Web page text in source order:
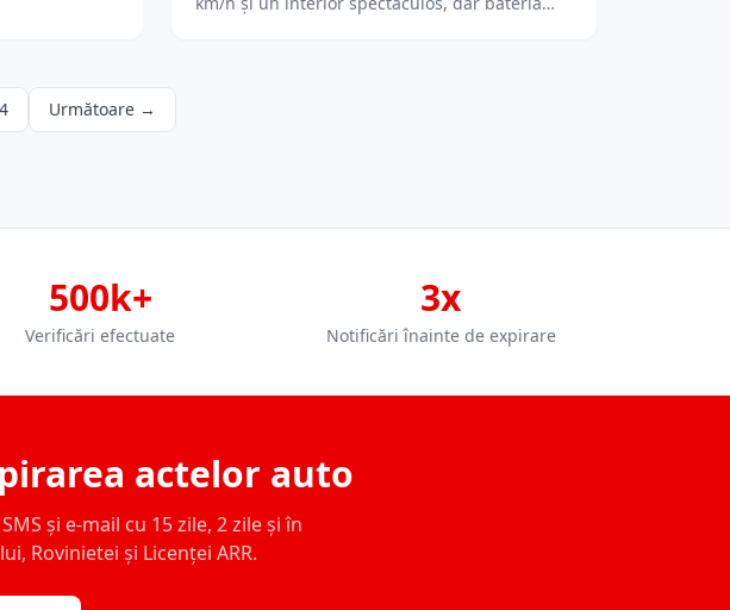
4 Următoare →
500k+
Verificări efectuate
3x
Notificări înainte de expirare
actelor auto
și e-mail cu 15 zile, 2 zile și în
Rovinietei și Licenței ARR.